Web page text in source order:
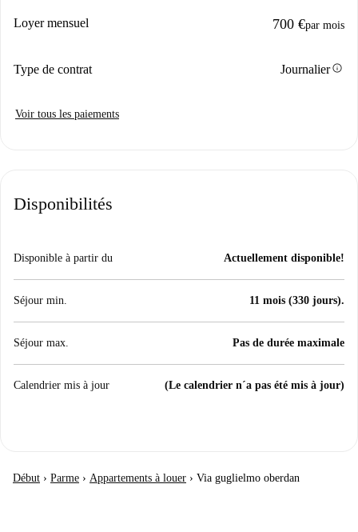
Loyer mensuel 700 €par mois
Type de contrat Journalierinfo
Voir tous les paiements
Disponibilités
Disponible à partir du Actuellement disponible!
Séjour min. 11 mois (330 jours).
Séjour max. Pas de durée maximale
Calendrier mis à jour (Le calendrier n´a pas été mis à jour)
Début › Parme › Appartements à louer › Via guglielmo oberdan